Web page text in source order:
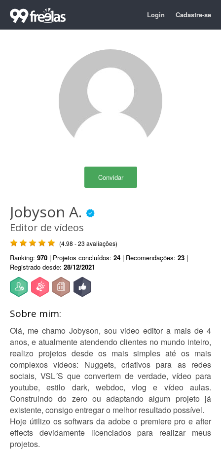
Login Cadastre-se
Convidar
Jobyson A.
Editor de vídeos
(4.98 - 23 avaliações)
Ranking: 970 | Projetos concluídos: 24 | Recomendações: 23 |
Registrado desde: 28/12/2021
Sobre mim:
Olá, me chamo Jobyson, sou video editor a mais de 4
anos, e atualmente atendendo clientes no mundo inteiro,
realizo projetos desde os mais simples até os mais
complexos vídeos: Nuggets, criativos para as redes
sociais, VSL´S que convertem de verdade, vídeo para
youtube, estilo dark, webdoc, vlog e vídeo aulas.
Construindo do zero ou adaptando algum projeto já
existente, consigo entregar o melhor resultado possível.
Hoje útilizo os softwars da adobe o premiere pro e after
effects devidamente licenciados para realizar meus
projetos.